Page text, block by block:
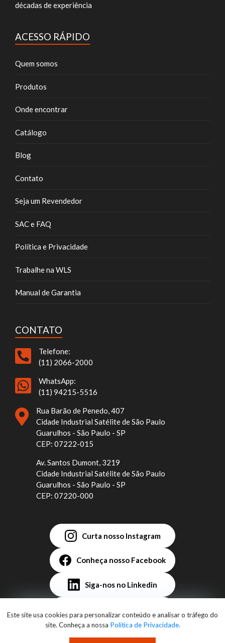
Este site usa cookies para personalizar conteúdo e analisar o tráfego do
site. Conheça a nossa Política de Privacidade.
décadas de experiência
ACESSO RÁPIDO
Quem somos
Produtos
Onde encontrar
Catálogo
Blog
Contato
Seja um Revendedor
SAC e FAQ
Política e Privacidade
Trabalhe na WLS
Manual de Garantia
CONTATO
Telefone:
(11) 2066-2000
WhatsApp:
(11) 94215-5516
Rua Barão de Penedo, 407
Cidade Industrial Satélite de São Paulo
Guarulhos - São Paulo - SP
CEP: 07222-015
Av. Santos Dumont, 3219
Cidade Industrial Satélite de São Paulo
Guarulhos - São Paulo - SP
CEP: 07220-000
Curta nosso Instagram
Conheça nosso Facebook
Siga-nos no Linkedin
Assista no YouTube